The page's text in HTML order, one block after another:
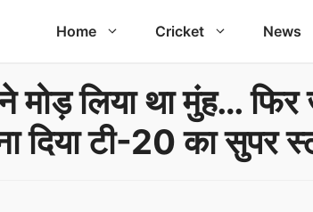
Home Cricket News
लिया था मुंह… फिर
दिया टी-20 का सुपर